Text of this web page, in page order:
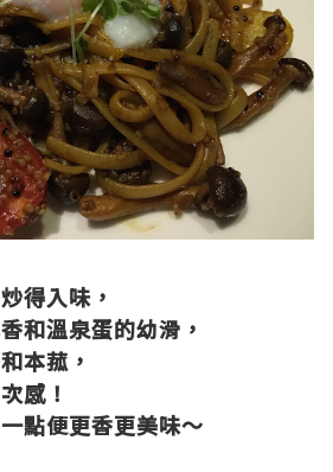
得入味，
和溫泉蛋的幼滑，
本菰，
感！
點便更香更美味～